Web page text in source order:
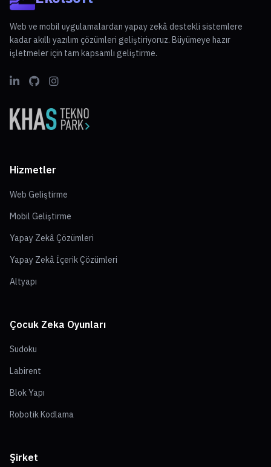
ve tedavi yöntemleriyle üstesinden gelinmesi mümkündür.
Web ve mobil uygulamalardan yapay zekâ destekli sistemlere
kadar akıllı yazılım çözümleri geliştiriyoruz. Büyümeye hazır
işletmeler için tam kapsamlı geliştirme.
Hizmetler
Web Geliştirme
Mobil Geliştirme
Yapay Zekâ Çözümleri
Yapay Zekâ İçerik Çözümleri
Altyapı
Çocuk Zeka Oyunları
Sudoku
Labirent
Blok Yapı
Robotik Kodlama
Şirket